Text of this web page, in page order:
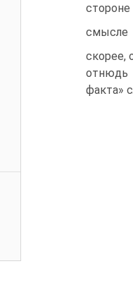
смысле
скорее,
отнюдь
факта»